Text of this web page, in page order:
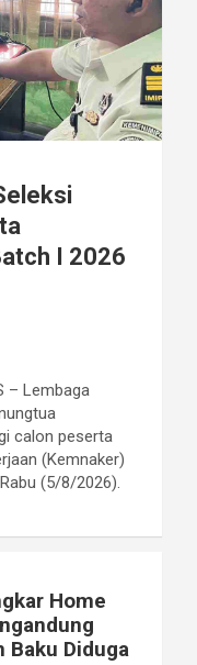
I 2026
– Lembaga
calon peserta
(Kemnaker)
(5/8/2026).
Home
Baku Diduga